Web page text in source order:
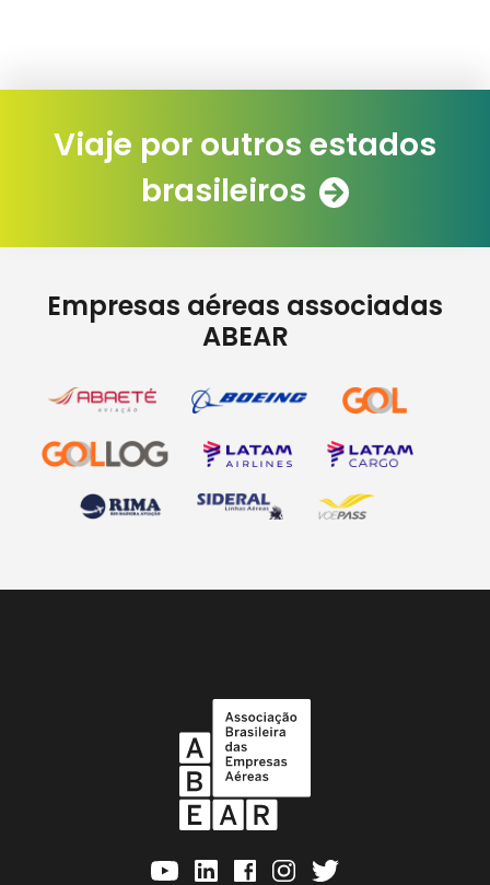
Viaje por outros estados
brasileiros
Empresas aéreas associadas
ABEAR